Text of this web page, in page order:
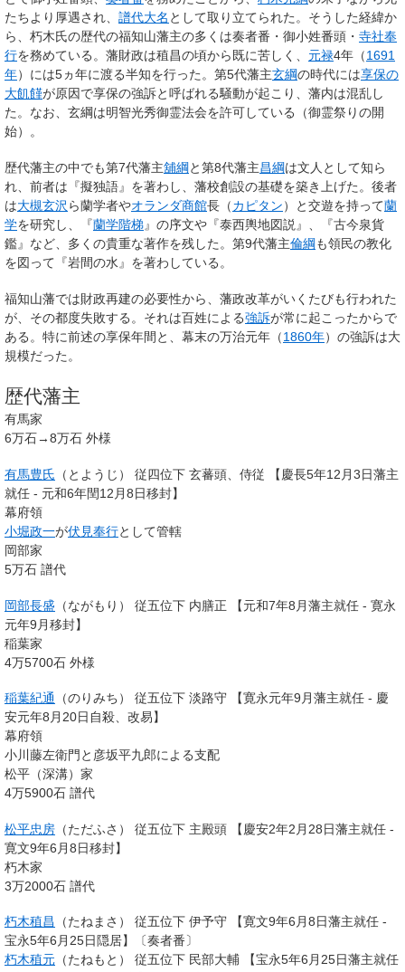
たちより厚遇され、 譜代大名 として取り立てられた。そうした経緯か
ら、朽木氏の歴代の福知山藩主の多くは奏者番・御小姓番頭・ 寺社奉
行を務めている。藩財政は稙昌の頃から既に苦しく、 元禄4年（1691
年）には5ヵ年に渡る半知を行った。第5代藩主玄綱の時代には享保の
大飢饉が原因で享保の強訴と呼ばれる騒動が起こり、藩内は混乱し
た。なお、玄綱は明智光秀御霊法会を許可している（御霊祭りの開
始）。
歴代藩主の中でも第7代藩主舖綱 と第8代藩主昌綱は文人として知ら
れ、前者は『擬独語』を著わし、藩校創設の基礎を築き上げた。後者
は大槻玄沢 ら蘭学者やオランダ商館長（カピタン）と交遊を持って蘭
学を研究し、『蘭学階梯』の序文や『泰西輿地図説』、『古今泉貨
鑑』など、多くの貴重な著作を残した。第9代藩主倫綱 も領民の教化
を図って『岩間の水』を著わしている。
福知山藩では財政再建の必要性から、藩政改革がいくたびも行われた
が、その都度失敗する。それは百姓による強訴が常に起こったからで
ある。特に前述の享保年間と、幕末の万治元年（1860年）の強訴は大
規模だった。
歴代藩主
有馬家
6万石→8万石 外様
有馬豊氏 （とようじ） 従四位下 玄蕃頭、侍従 【慶長5年12月3日藩主
就任 - 元和6年閏12月8日移封】
幕府領
小堀政一が伏見奉行として管轄
岡部家
5万石 譜代
岡部長盛 （ながもり） 従五位下 内膳正 【元和7年8月藩主就任 - 寛永
元年9月移封】
稲葉家
4万5700石 外様
稲葉紀通
（のりみち） 従五位下 淡路守 【寛永元年9月藩主就任 - 慶
安元年8月20日自殺、改易】
幕府領
小川藤左衛門と彦坂平九郎による支配
松平（深溝）家
4万5900石 譜代
松平忠房 （ただふさ） 従五位下 主殿頭 【慶安2年2月28日藩主就任 -
寛文9年6月8日移封】
朽木家
3万2000石 譜代
朽木稙昌
（たねまさ） 従五位下 伊予守 【寛文9年6月8日藩主就任 -
宝永5年6月25日隠居】〔奏者番〕
朽木稙元 （たねもと） 従五位下 民部大輔 【宝永5年6月25日藩主就任